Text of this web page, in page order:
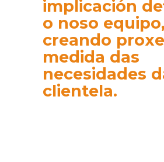
implicación
o noso equipo,
creando
medida das
necesidades
clientela.